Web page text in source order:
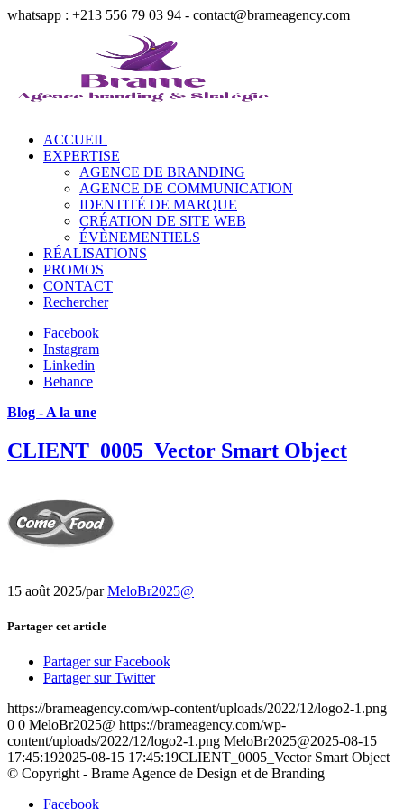
whatsapp : +213 556 79 03 94 - contact@brameagency.com
ACCUEIL
EXPERTISE
AGENCE DE BRANDING
AGENCE DE COMMUNICATION
IDENTITÉ DE MARQUE
CRÉATION DE SITE WEB
ÉVÈNEMENTIELS
RÉALISATIONS
PROMOS
CONTACT
Rechercher
Facebook
Instagram
Linkedin
Behance
Blog - A la une
CLIENT_0005_Vector Smart Object
15 août 2025/parMeloBr2025@
Partager cet article
Partager sur Facebook
Partager sur Twitter
https://brameagency.com/wp-content/uploads/2022/12/logo2-1.png
0 0 MeloBr2025@ https://brameagency.com/wp-
content/uploads/2022/12/logo2-1.png MeloBr2025@2025-08-15
17:45:192025-08-15 17:45:19CLIENT_0005_Vector Smart Object
© Copyright - Brame Agence de Design et de Branding
Facebook